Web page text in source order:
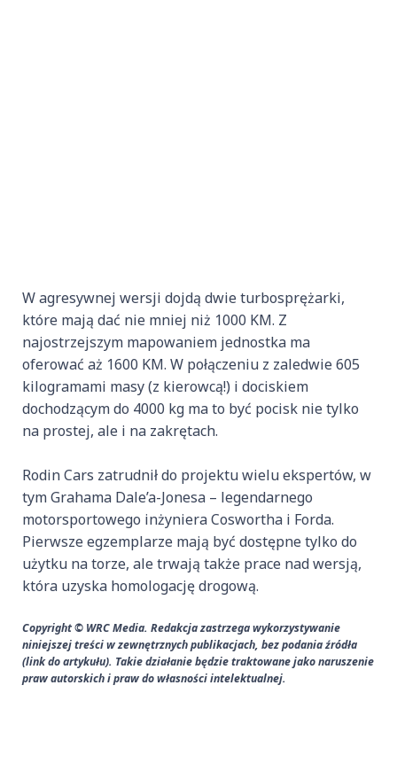
W agresywnej wersji dojdą dwie turbosprężarki,
które mają dać nie mniej niż 1000 KM. Z
najostrzejszym mapowaniem jednostka ma
oferować aż 1600 KM. W połączeniu z zaledwie 605
kilogramami masy (z kierowcą!) i dociskiem
dochodzącym do 4000 kg ma to być pocisk nie tylko
na prostej, ale i na zakrętach.
Rodin Cars zatrudnił do projektu wielu ekspertów, w
tym Grahama Dale’a-Jonesa – legendarnego
motorsportowego inżyniera Coswortha i Forda.
Pierwsze egzemplarze mają być dostępne tylko do
użytku na torze, ale trwają także prace nad wersją,
która uzyska homologację drogową.
Copyright © WRC Media. Redakcja zastrzega wykorzystywanie
niniejszej treści w zewnętrznych publikacjach, bez podania źródła
(link do artykułu). Takie działanie będzie traktowane jako naruszenie
praw autorskich i praw do własności intelektualnej.